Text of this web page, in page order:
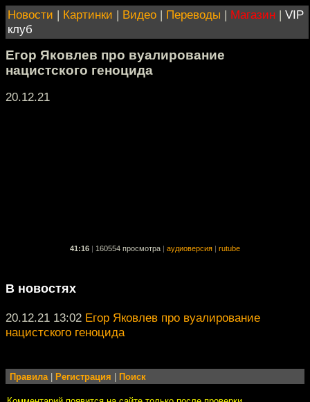
Новости | Картинки | Видео | Переводы | Магазин | VIP
клуб
Егор Яковлев про вуалирование
нацистского геноцида
20.12.21
41:16 160554 просмотра аудиоверсия rutube
В новостях
20.12.21 13:02 Егор Яковлев про вуалирование
нацистского геноцида
Правила| Регистрация Поиск